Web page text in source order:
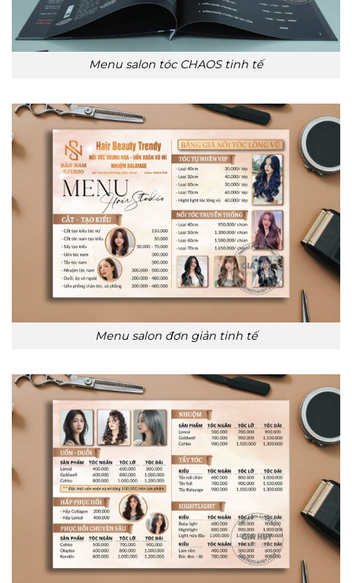
Menu salon tóc CHAOS tinh tế
Menu salon đơn giản tinh tế